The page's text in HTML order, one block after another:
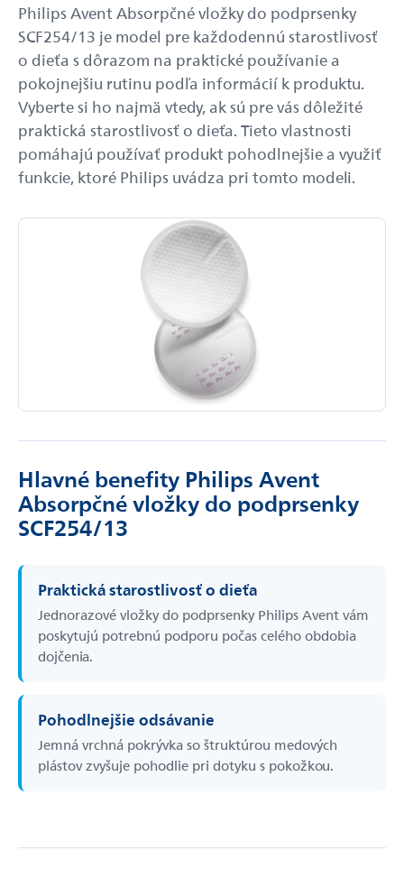
Philips Avent Absorpčné vložky do podprsenky
SCF254/13 je model pre každodennú starostlivosť
o dieťa s dôrazom na praktické používanie a
pokojnejšiu rutinu podľa informácií k produktu.
Vyberte si ho najmä vtedy, ak sú pre vás dôležité
praktická starostlivosť o dieťa. Tieto vlastnosti
pomáhajú používať produkt pohodlnejšie a využiť
funkcie, ktoré Philips uvádza pri tomto modeli.
Hlavné benefity Philips Avent
Absorpčné vložky do podprsenky
SCF254/13
Praktická starostlivosť o dieťa
Jednorazové vložky do podprsenky Philips Avent vám
poskytujú potrebnú podporu počas celého obdobia
dojčenia.
Pohodlnejšie odsávanie
Jemná vrchná pokrývka so štruktúrou medových
plástov zvyšuje pohodlie pri dotyku s pokožkou.